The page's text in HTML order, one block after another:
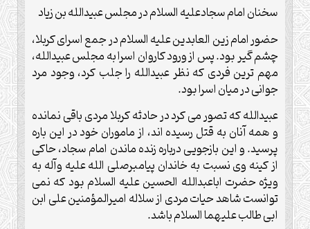
سخنان امام سجادعلیه السلام در مجلس عبیدالله بن زیاد
حضور امام زین العابدین علیه السلام در جمع اسرای کربلا،
چشم گیر بود. پس از ورود کاروان اسرا به مجلس عبیدالله،
مهم ترین فردی که نظر عبیدالله را جلب کرد، وجود مرد
جوانی در میان اسرا بود.
عبیدالله که تصور می کرد در حادثه کربلا مردی باقی نمانده
و همه آنان به قتل رسیده اند، از ماموران خود در این باره
پرسید. و این بازجویی درباره زنده ماندن امام سجاد، حاکی
از کینه وی نسبت به خاندان پیامبرصلی الله علیه وآله به
ویژه حضرت اباعبدالله الحسین علیه السلام بود که نمی
توانست شاهد حیات مردی از سلاله امیرالمؤمنین علی ابن
ابی طالب علیهما السلام باشد.